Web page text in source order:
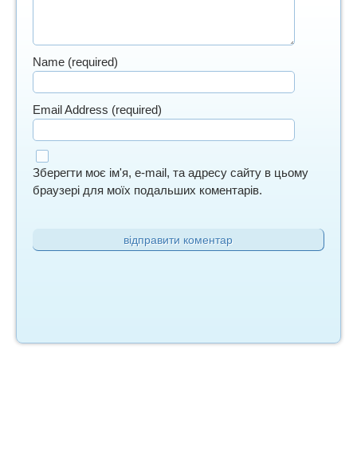
Name (required)
Email Address (required)
Зберегти моє ім'я, e-mail, та адресу сайту в цьому
браузері для моїх подальших коментарів.